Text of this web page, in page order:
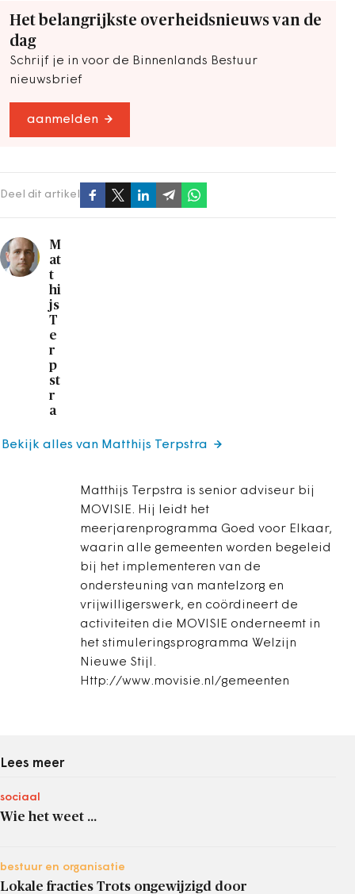
Het belangrijkste overheidsnieuws van de
dag
Schrijf je in voor de Binnenlands Bestuur
nieuwsbrief
aanmelden
Deel dit artikel
M
at
t
hi
js
T
e
r
p
st
r
a
Matthijs Terpstra is senior adviseur bij
MOVISIE. Hij leidt het
meerjarenprogramma Goed voor Elkaar,
waarin alle gemeenten worden begeleid
bij het implementeren van de
ondersteuning van mantelzorg en
vrijwilligerswerk, en coördineert de
activiteiten die MOVISIE onderneemt in
het stimuleringsprogramma Welzijn
Nieuwe Stijl.
Http://www.movisie.nl/gemeenten
Bekijk alles van Matthijs Terpstra
Lees meer
sociaal
Wie het weet ...
bestuur en organisatie
Lokale fracties Trots ongewijzigd door